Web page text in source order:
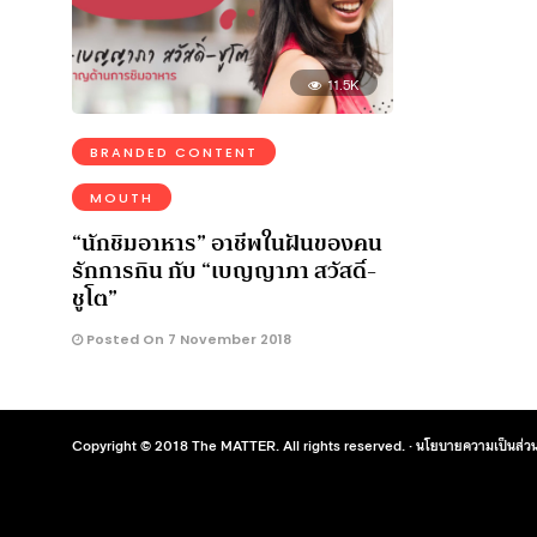
11.5K
BRANDED CONTENT
MOUTH
“นักชิมอาหาร” อาชีพในฝันของคน
รักการกิน กับ “เบญญาภา สวัสดิ์-
ชูโต”
Posted On 7 November 2018
Copyright © 2018 The MATTER. All rights reserved. ·นโยบายความเป็นส่ว